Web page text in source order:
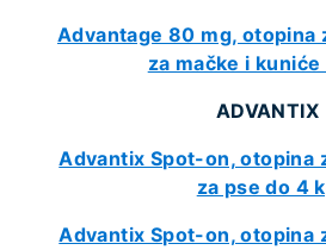
Advantage 80 mg, otopina
za mačke i
ADVANTIX
Advantix Spot-on, otopina
za pse do 4
Advantix Spot-on, otopina